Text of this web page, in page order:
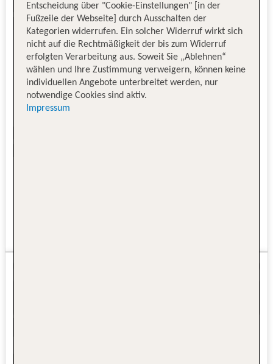
Entscheidung über "Cookie-Einstellungen" [in der
Fußzeile der Webseite] durch Ausschalten der
Kategorien widerrufen. Ein solcher Widerruf wirkt sich
nicht auf die Rechtmäßigkeit der bis zum Widerruf
erfolgten Verarbeitung aus. Soweit Sie „Ablehnen“
wählen und Ihre Zustimmung verweigern, können keine
individuellen Angebote unterbreitet werden, nur
notwendige Cookies sind aktiv.
Impressum